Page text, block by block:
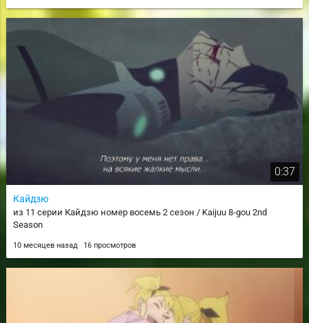
0:37
Кайдзю
из 11 серии Кайдзю номер восемь 2 сезон / Kaijuu 8-gou 2nd
Season
10 месяцев назад 16 просмотров